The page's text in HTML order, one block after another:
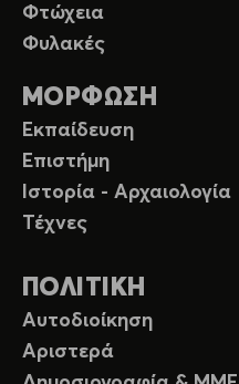
Φτώχεια
Φυλακές
ΜΟΡΦΩΣΗ
Εκπαίδευση
Επιστήμη
Ιστορία - Αρχαιολογία
Τέχνες
ΠΟΛΙΤΙΚΗ
Αυτοδιοίκηση
Αριστερά